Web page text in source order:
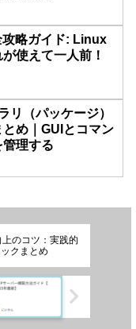
略ガイド: Linux
使えて一人前！
リ（パッケージ）
め｜GUIとコマン
管理する
のコツ：実践的
クまとめ